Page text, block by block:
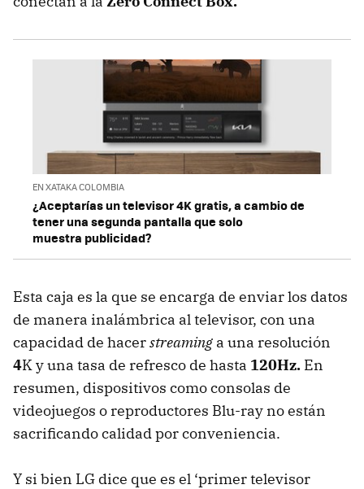
EN XATAKA COLOMBIA
¿Aceptarías un televisor 4K gratis, a cambio de
tener una segunda pantalla que solo
muestra publicidad?
Esta caja es la que se encarga de enviar los datos
de manera inalámbrica al televisor, con una
capacidad de hacerstreaming a una resolución
4K y una tasa de refresco de hasta 120Hz. En
resumen, dispositivos como consolas de
videojuegos o reproductores Blu-ray no están
sacrificando calidad por conveniencia.
Y si bien LG dice que es el ‘primer televisor